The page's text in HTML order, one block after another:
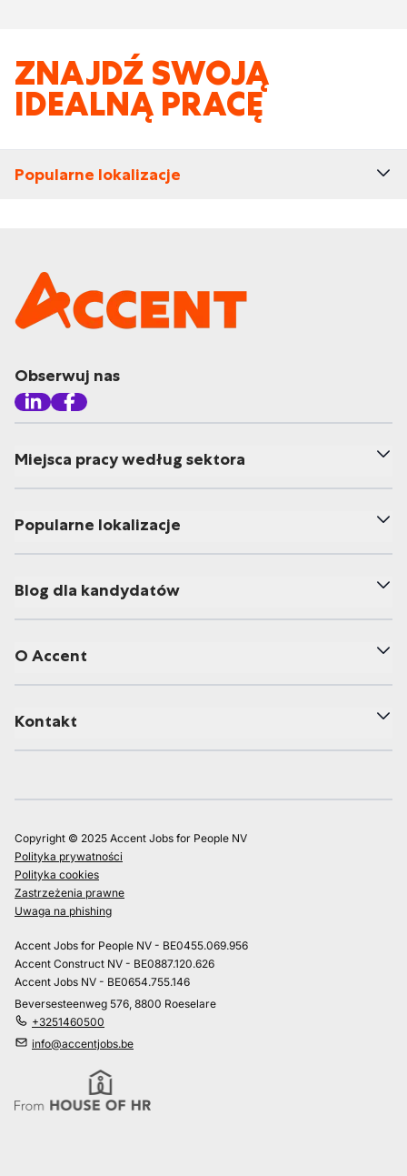
ZNAJDŹ SWOJĄ
IDEALNĄ PRACĘ
Popularne lokalizacje
Obserwuj nas
Miejsca pracy według sektora
Popularne lokalizacje
Blog dla kandydatów
O Accent
Kontakt
Copyright © 2025 Accent Jobs for People NV
Polityka prywatności
Polityka cookies
Zastrzeżenia prawne
Uwaga na phishing
Accent Jobs for People NV - BE0455.069.956
Accent Construct NV - BE0887.120.626
Accent Jobs NV - BE0654.755.146
Beversesteenweg 576, 8800 Roeselare
+3251460500
info@accentjobs.be